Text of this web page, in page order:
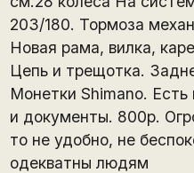
203/180. Тормоза
Новая рама, вилка,
Цепь и трещотка.
Монетки Shimano.
и документы. 800р.
то не удобно, не
одекватны людям